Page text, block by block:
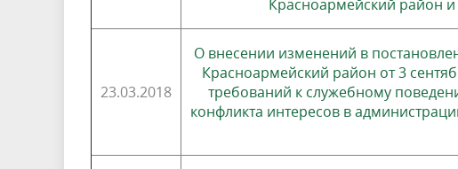
Красноармейский район
23.03.2018
О внесении изменений в
Красноармейский район от 3
требований к служебному
конфликта интересов в